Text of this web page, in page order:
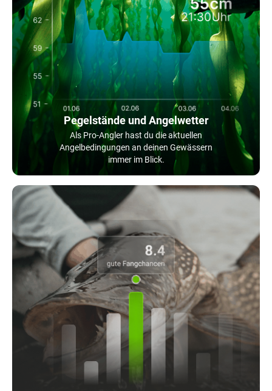
Pegelstände und Angelwetter
Als Pro-Angler hast du die aktuellen
Angelbedingungen an deinen Gewässern
immer im Blick.